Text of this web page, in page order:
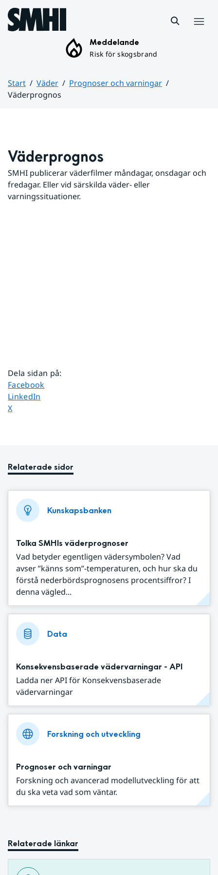
Hoppa till sidans innehåll
Meddelande
Risk för skogsbrand
Start Väder
Prognoser och varningar
Väderprognos
Väderprognos
SMHI publicerar väderfilmer måndagar, onsdagar och
fredagar. Eller vid särskilda väder- eller
varningssituationer.
Dela sidan på:
Dela sidan på
Facebook
Dela sidan på
LinkedIn
Dela sidan på
X
Relaterade sidor
Kunskapsbanken
Tolka SMHIs väderprognoser
Vad betyder egentligen vädersymbolen? Vad
avser ”känns som”-temperaturen, och hur ska du
förstå nederbördsprognosens procentsiffror? I
denna vägled...
Data
Konsekvensbaserade vädervarningar - API
Ladda ner API för Konsekvensbaserade
vädervarningar
Forskning och utveckling
Prognoser och varningar
Forskning och avancerad modellutveckling för att
du ska veta vad som väntar.
Relaterade länkar